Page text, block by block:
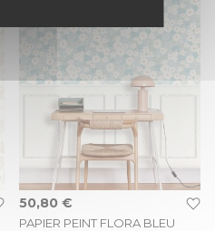
PAPIER PEINT FLORA BLEU
50,80 €